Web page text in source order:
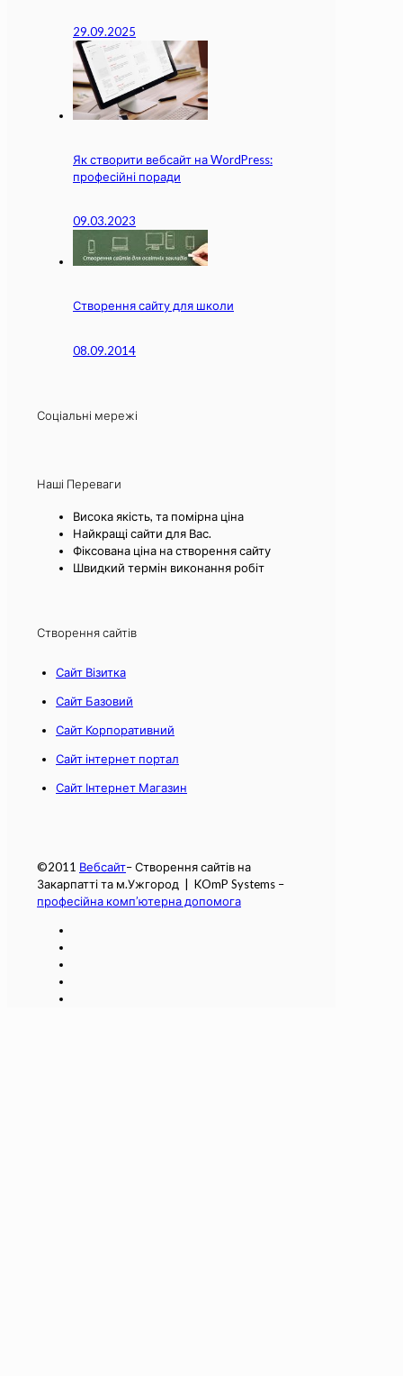
29.09.2025
Як створити вебсайт на WordPress:
професійні поради
09.03.2023
Створення сайту для школи
08.09.2014
Соціальні мережі
Наші Переваги
Висока якість, та помірна ціна
Найкращі сайти для Вас.
Фіксована ціна на створення сайту
Швидкий термін виконання робіт
Створення сайтів
Сайт Візитка
Сайт Базовий
Сайт Корпоративний
Сайт інтернет портал
Сайт Інтернет Магазин
©2011 Вебсайт– Створення сайтів на
Закарпатті та м.Ужгород | KOmP Systems –
професійна комп’ютерна допомога